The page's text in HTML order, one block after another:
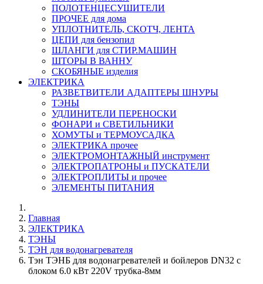
ПОЛОТЕНЦЕСУШИТЕЛИ
ПРОЧЕЕ для дома
УПЛОТНИТЕЛЬ, СКОТЧ, ЛЕНТА
ЦЕПИ для бензопил
ШЛАНГИ для СТИР.МАШИН
ШТОРЫ В ВАННУ
СКОБЯНЫЕ изделия
ЭЛЕКТРИКА
РАЗВЕТВИТЕЛИ АДАПТЕРЫ ШНУРЫ
ТЭНЫ
УДЛИНИТЕЛИ ПЕРЕНОСКИ
ФОНАРИ и СВЕТИЛЬНИКИ
ХОМУТЫ и ТЕРМОУСАДКА
ЭЛЕКТРИКА прочее
ЭЛЕКТРОМОНТАЖНЫЙ инструмент
ЭЛЕКТРОПАТРОНЫ и ПУСКАТЕЛИ
ЭЛЕКТРОПЛИТЫ и прочее
ЭЛЕМЕНТЫ ПИТАНИЯ
Главная
ЭЛЕКТРИКА
ТЭНЫ
ТЭН для водонагревателя
Тэн ТЭНБ для водонагревателей и бойлеров DN32 с
блоком 6.0 кВт 220V трубка-8мм